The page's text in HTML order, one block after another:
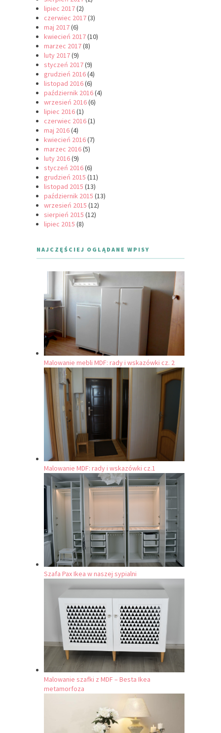
lipiec 2017(2)
czerwiec 2017(3)
maj 2017(6)
kwiecień 2017(10)
marzec 2017(8)
luty 2017(9)
styczeń 2017(9)
grudzień 2016(4)
listopad 2016(6)
październik 2016(4)
wrzesień 2016(6)
lipiec 2016(1)
czerwiec 2016(1)
maj 2016(4)
kwiecień 2016(7)
marzec 2016(5)
luty 2016(9)
styczeń 2016(6)
grudzień 2015 (11)
listopad 2015 (13)
październik 2015 (13)
wrzesień 2015 (12)
sierpień 2015 (12)
lipiec 2015 (8)
NAJCZĘŚCIEJ OGLĄDANE WPISY
Malowanie mebli MDF: rady i wskazówki cz. 2
Malowanie MDF: rady i wskazówki cz.1
Szafa Pax Ikea w naszej sypialni
Malowanie szafki z MDF – Besta Ikea
metamorfoza